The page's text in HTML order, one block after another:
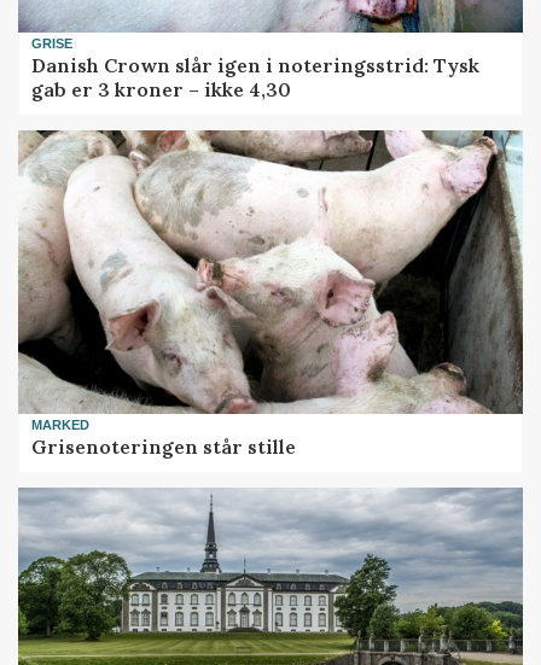
GRISE
Danish Crown slår igen i noteringsstrid: Tysk
gab er 3 kroner – ikke 4,30
MARKED
Grisenoteringen står stille